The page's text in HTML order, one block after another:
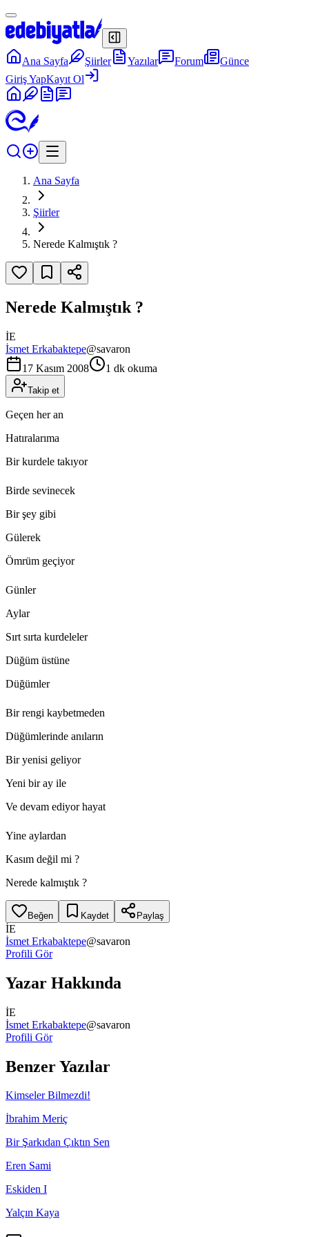
Ana Sayfa Şiirler Yazılar Forum
Günce
Giriş YapKayıt Ol
Ana Sayfa
Şiirler
Nerede Kalmıştık ?
Nerede Kalmıştık ?
İE
İsmet Erkabaktepe@savaron
17 Kasım 2008
1 dk okuma
Takip et
Geçen her an
Hatıralarıma
Bir kurdele takıyor
Birde sevinecek
Bir şey gibi
Gülerek
Ömrüm geçiyor
Günler
Aylar
Sırt sırta kurdeleler
Düğüm üstüne
Düğümler
Bir rengi kaybetmeden
Düğümlerinde anıların
Bir yenisi geliyor
Yeni bir ay ile
Ve devam ediyor hayat
Yine aylardan
Kasım değil mi ?
Nerede kalmıştık ?
Beğen Kaydet Paylaş
İE
İsmet Erkabaktepe@savaron
Profili Gör
Yazar Hakkında
İE
İsmet Erkabaktepe@savaron
Profili Gör
Benzer Yazılar
Kimseler Bilmezdi!
İbrahim Meriç
Bir Şarkıdan Çıktın Sen
Eren Sami
Eskiden I
Yalçın Kaya